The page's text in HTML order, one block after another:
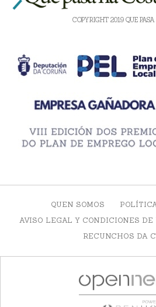
COPYRIGHT 2019 QUE
QUEN SOMOS
AVISO LEGAL Y CONDICIONES DE
RECUNCHOS DA